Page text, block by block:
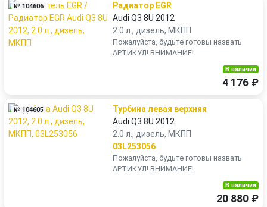
№ 104606
Радиатор EGR
Audi Q3 8U 2012
2.0 л., дизель, МКПП
Пожалуйста, будьте готовы назвать
АРТИКУЛ! ВНИМАНИЕ!
В наличии
4 176 ₽
№ 104605
Турбина левая верхняя
Audi Q3 8U 2012
2.0 л., дизель, МКПП
03L253056
Пожалуйста, будьте готовы назвать
АРТИКУЛ! ВНИМАНИЕ!
В наличии
20 880 ₽